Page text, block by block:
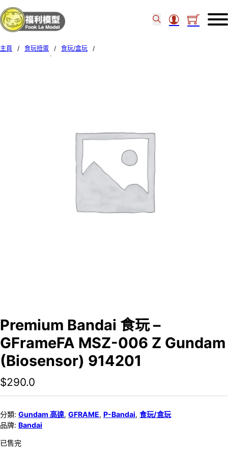
主頁 / 食玩扭蛋 / 食玩/盒玩
/
Premium Bandai 食玩 –
GFrameFA MSZ-006 Z Gundam
(Biosensor) 914201
$290.0
分類: Gundam 高達, GFRAME, P-Bandai, 食玩/盒玩
品牌: Bandai
已售完